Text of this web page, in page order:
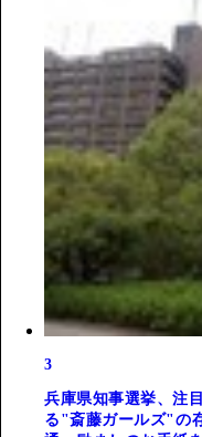
3
兵庫県知事選挙、注
る"斎藤ガールズ"の